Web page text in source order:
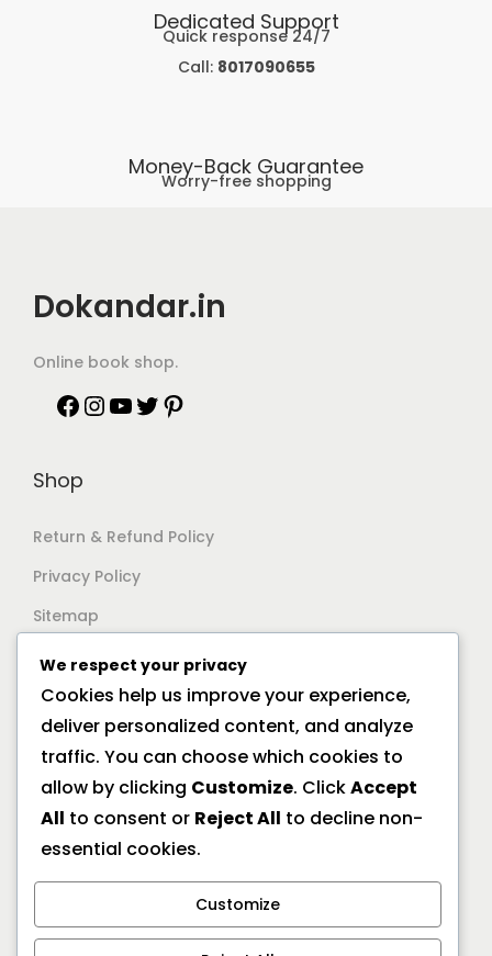
Dedicated Support
Quick response 24/7
Call: 8017090655
Money-Back Guarantee
Worry-free shopping
Dokandar.in
Online book shop.
Shop
Return & Refund Policy
Privacy Policy
Sitemap
Support
Documentation
Help Center
General FAQs
Offline Location
10/2A Ramanath Majumder Street, Kolkata 700009
We respect your privacy
Cookies help us improve your experience,
deliver personalized content, and analyze
traffic. You can choose which cookies to
allow by clicking Customize. ClickAccept
All to consent or Reject All to decline non-
essential cookies.
Customize